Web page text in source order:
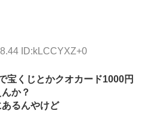
ID:kLCCYXZ+0
宝くじとかクオカード1000円
か？
るんやけど